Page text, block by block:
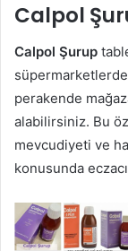
Calpol
Calpol Şurup
perakende
alabilirsiniz. Bu
mevcudiyeti ve
konusunda